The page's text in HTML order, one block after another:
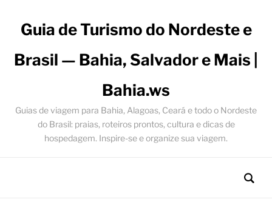
Guia de Turismo do Nordeste e
Brasil — Bahia, Salvador e Mais |
Bahia.ws
Guias de viagem para Bahia, Alagoas, Ceará e todo o Nordeste
do Brasil: praias, roteiros prontos, cultura e dicas de
hospedagem. Inspire-se e organize sua viagem.